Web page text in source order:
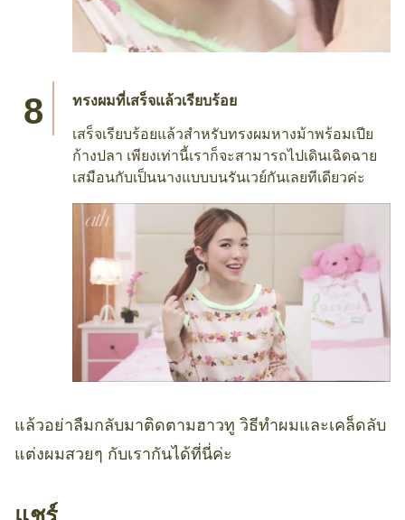
ทรงผมที่เสร็จแล้วเรียบร้อย
เสร็จเรียบร้อยแล้วสำหรับทรงผมหางม้าพร้อมเปีย
ก้างปลา เพียงเท่านี้เราก็จะสามารถไปเดินเฉิดฉาย
เสมือนกับเป็นนางแบบบนรันเวย์กันเลยทีเดียวค่ะ
แล้วอย่าลืมกลับมาติดตามฮาวทู วิธีทำผมและเคล็ดลับ
แต่งผมสวยๆ กับเรากันได้ที่นี่ค่ะ